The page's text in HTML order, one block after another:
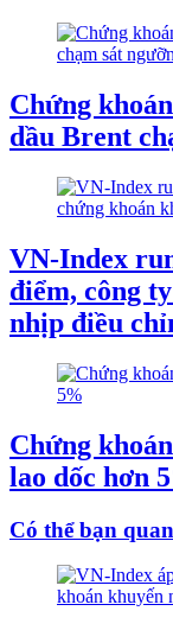
Chứng
dầu Brent
VN-Index
điểm, công
nhịp điều
Chứng
lao dốc hơn
Có thể bạn